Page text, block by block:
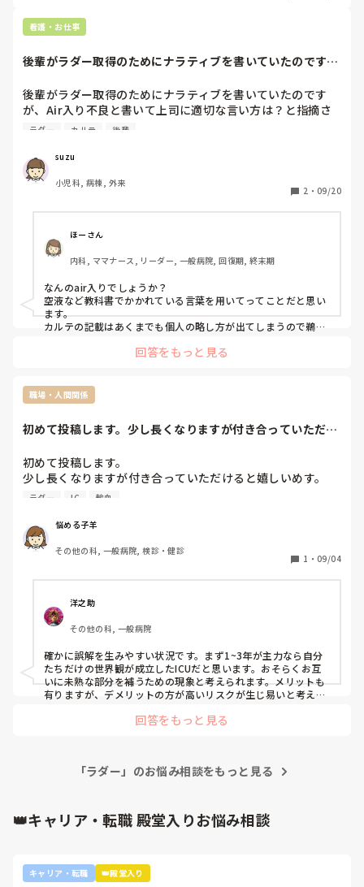
ォー転職で安心しています。
私はオペ看歴が長くて、経験はオペ看と外来のみです。でき
そこで、まだ仮内容中ということで、他の病院にもお話を聞
きにいき素直に自分だったらどこの部署にはいちされるか聞
すべてオペ看でした。
オペ看て、そんな人居ないんですかね。
こんな事なら、今の病院の正規を受けてもよかったかなと迷
っています。
その他の科, ママナース, 外来, 神経内科, 脳神経外科, NICU,
消化器外科, 一般病院, 慢性期, 回復期, 終末期, オペ室, 透析,
看護・お仕事
後輩がラダー取得のためにナラティブを書いていたのです
後輩がラダー取得のためにナラティブを書いていたのです
が、Air入り不良と書いて上司に適切な言い方は？と指摘さ
れていました。先生のカルテでも、自分たちもそのような書
方わかる方教えていただきたいです…。
ラダー カルテ 後輩
suzu
小児科, 病棟, 外来
2 ・ 09/20
ほーさん
内科, ママナース, リーダー, 一般病院, 回復期, 終末期
なんのair入りでしょうか？
空液など教科書でかかれている言葉を用いてってことだと思い
ます。
カルテの記載はあくまでも個人の略し方が出てしまうので鵜呑
回答をもっと見る
職場・人間関係
初めて投稿します。少し長くなりますが付き合っていただけ
初めて投稿します。
少し長くなりますが付き合っていただけると嬉しいめす。
最近、転職をして目標の一歩手前である急性期に配属になり
できたつもりだったけど毎日、ついて行くのに必死な状況で
すが自分なりに精一杯やってるつもりでした。その病院では
教育体制が少し異なっていてプリンター制度ではなくラダー
が近い人をプリみたいな感じでつけてくれるとの話で楽しみ
にしながら入職しました。しかし入ってからの実際は中途入
職は、ほったらかされて指導は、ほとんどない状態でNSも1
～3年が多くICUにも関わらず役割分担はなく全員で患者を
見るというスタンスを取っており記録も集中して見た方が記
載ではなく手が空いた方が記載するという謎のシステムで患
者のケアが集中的にできない状況かなと感じています。そん
な中3年目のNSとここ数日はペアを組んで仕事をしていまし
患者が転棟で来たり処置があるとなったら組んでる私にはな
るのにも関わらずVS測定は検温のみ、また輸血のVSに関し
全く書けず処置解除に入ると、そのNSより、どういうつも
りで仕事してるのか？全部、あなたが申し送りするなら言わ
たのか説明してもらわないと困ると言われ落ち着いてから報
告するつもりだったことを伝えたものの私の態度だと誤解を
ラダー IC 輸血
悩める子羊
その他の科, 一般病院, 検診・健診
1 ・ 09/04
洋之助
その他の科, 一般病院
確かに誤解を生みやすい状況です。まず1~3年が主力なら自分
たちだけの世界観が成立したICUだと思います。おそらくお互
いに未熟な部分を補うための現象と考えられます。メリットも
有りますが、デメリットの方が高いリスクが生じ易いと考えら
事が大変な事と思います。リスクを生じた場合は隠蔽したり全
しれないですが、記録が書けなかった状況が発生している以
回答をもっと見る
「ラダー」のお悩み相談をもっと見る
👑キャリア・転職 殿堂入りお悩み相談
キャリア・転職 👑殿堂入り